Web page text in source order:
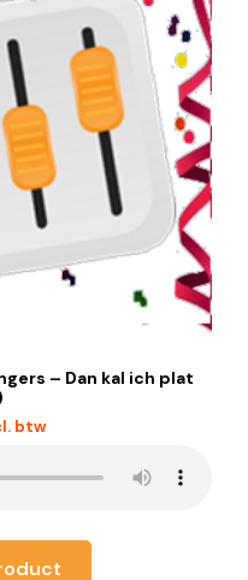
– Dan kal ich plat
btw